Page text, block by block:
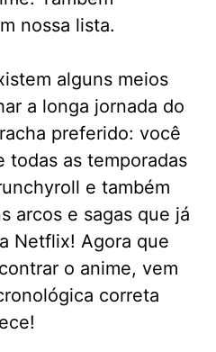
nossa lista.
alguns meios
a longa jornada do
preferido: você
todas as temporadas
e também
arcos e sagas que já
Netflix! Agora que
o anime, vem
correta